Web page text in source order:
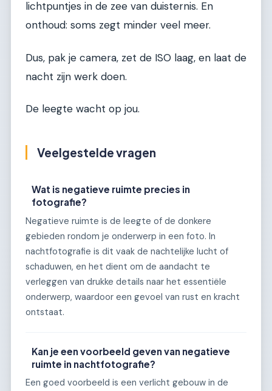
lichtpuntjes in de zee van duisternis. En
onthoud: soms zegt minder veel meer.
Dus, pak je camera, zet de ISO laag, en laat de
nacht zijn werk doen.
De leegte wacht op jou.
Veelgestelde vragen
Wat is negatieve ruimte precies in
fotografie?
Negatieve ruimte is de leegte of de donkere
gebieden rondom je onderwerp in een foto. In
nachtfotografie is dit vaak de nachtelijke lucht of
schaduwen, en het dient om de aandacht te
verleggen van drukke details naar het essentiële
onderwerp, waardoor een gevoel van rust en kracht
ontstaat.
Kan je een voorbeeld geven van negatieve
ruimte in nachtfotografie?
Een goed voorbeeld is een verlicht gebouw in de